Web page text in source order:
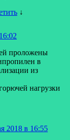
↓
проложены
в
из
нагрузки
2018 в 16:55